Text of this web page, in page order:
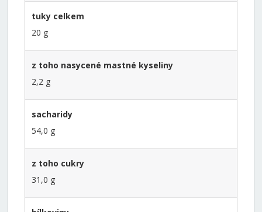
tuky celkem
20 g
z toho nasycené mastné kyseliny
2,2 g
sacharidy
54,0 g
z toho cukry
31,0 g